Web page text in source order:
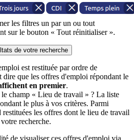
les filtres un par un ou tout
sur le bouton « Tout réinitialiser ».
de votre recherche
est restituée par ordre de
dire que les offres d'emploi répondant le
en premier.
le champ « Lieu de travail » ? La liste
le plus à vos critères. Parmi
les offres dont le lieu de travail
recherche.
de visualiser ces offres d'emploi via